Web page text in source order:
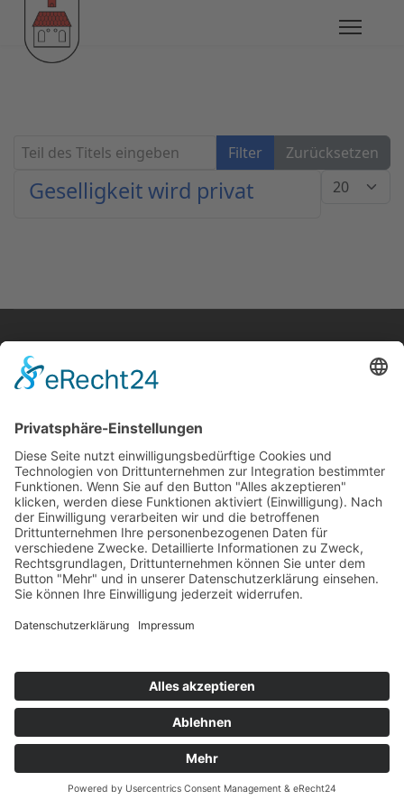
Teil des Titels eingeben Filter
Zurücksetzen
Anzeige #
Geselligkeit wird privat
© Klaus Fanz 2020
Datenschutz
Webautor